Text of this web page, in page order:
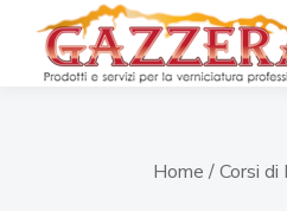
Home / Corsi di